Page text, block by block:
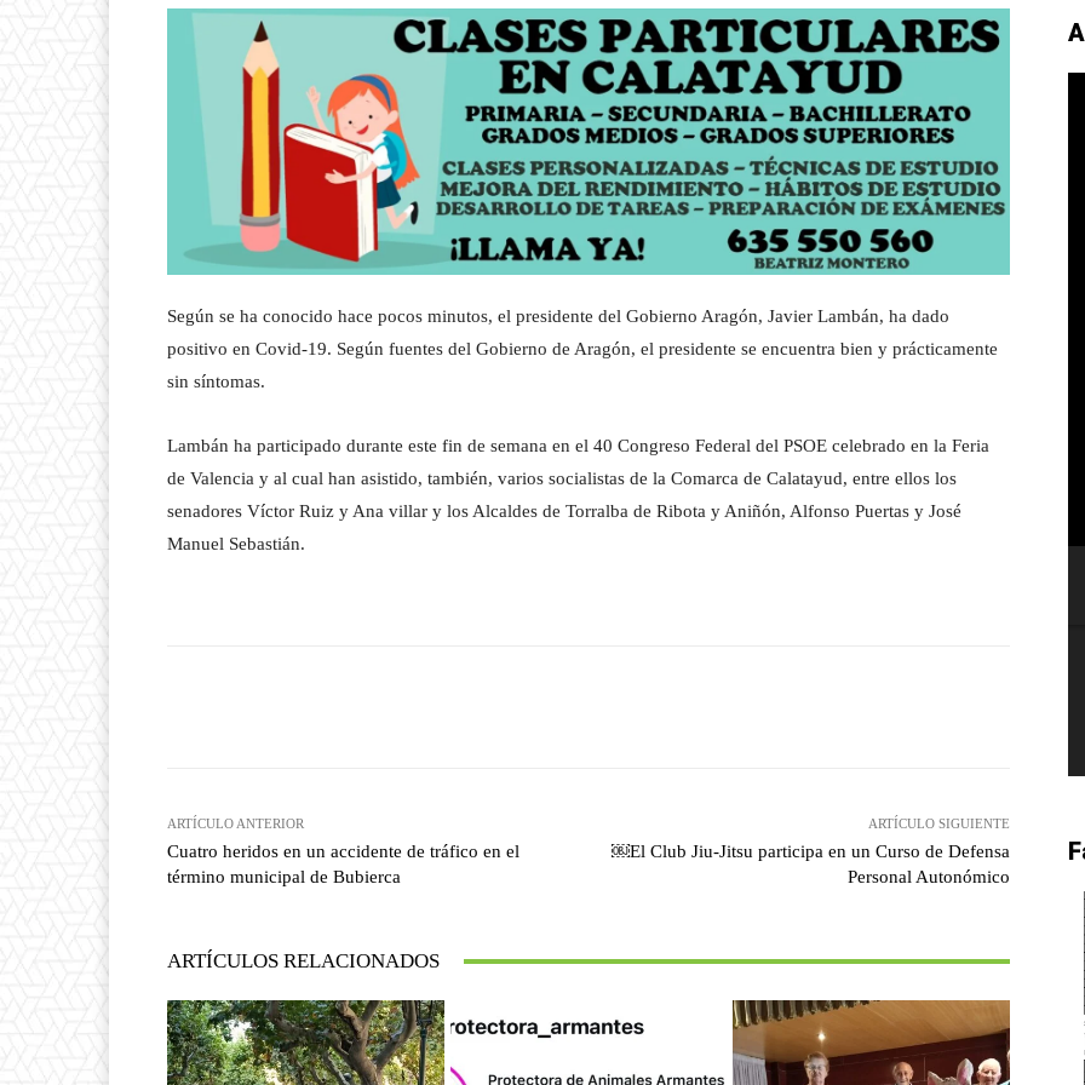
Según se ha conocido hace pocos minutos, el presidente del Gobierno Aragón, Javier Lambán, ha dado
positivo en Covid-19. Según fuentes del Gobierno de Aragón, el presidente se encuentra bien y prácticamente
sin síntomas.
Lambán ha participado durante este fin de semana en el 40 Congreso Federal del PSOE celebrado en la Feria
de Valencia y al cual han asistido, también, varios socialistas de la Comarca de Calatayud, entre ellos los
senadores Víctor Ruiz y Ana villar y los Alcaldes de Torralba de Ribota y Aniñón, Alfonso Puertas y José
Manuel Sebastián.
ARTÍCULO ANTERIOR
Cuatro heridos en un accidente de tráfico en el
término municipal de Bubierca
ARTÍCULO SIGUIENTE
￼El Club Jiu-Jitsu participa en un Curso de Defensa
Personal Autonómico
ARTÍCULOS RELACIONADOS